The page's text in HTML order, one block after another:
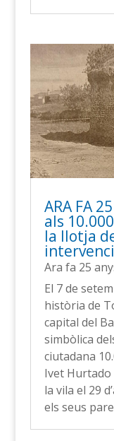
ARA FA
als
la llotja
Ara fa 25
El 7 de
història de
capital del
simbòlica
ciutadana
Ivet Hurtado
la vila el 29
els seus